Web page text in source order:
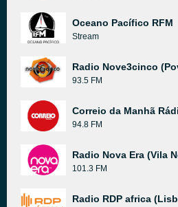
Oceano Pacífico RFM
Stream
Radio Nove3cinco
93.5 FM
Correio da Manhã
94.8 FM
Radio Nova Era (Vila
101.3 FM
Radio RDP africa